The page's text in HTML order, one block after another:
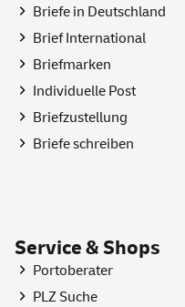
Briefe in Deutschland
Brief International
Briefmarken
Individuelle Post
Briefzustellung
Briefe schreiben
Service & Shops
Portoberater
PLZ Suche